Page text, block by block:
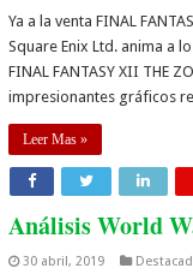
Ya a la venta FINAL
Square Enix Ltd. anima a
FINAL FANTASY XII THE
impresionantes gráficos
Leer Mas »
Análisis World
30 abril, 2019